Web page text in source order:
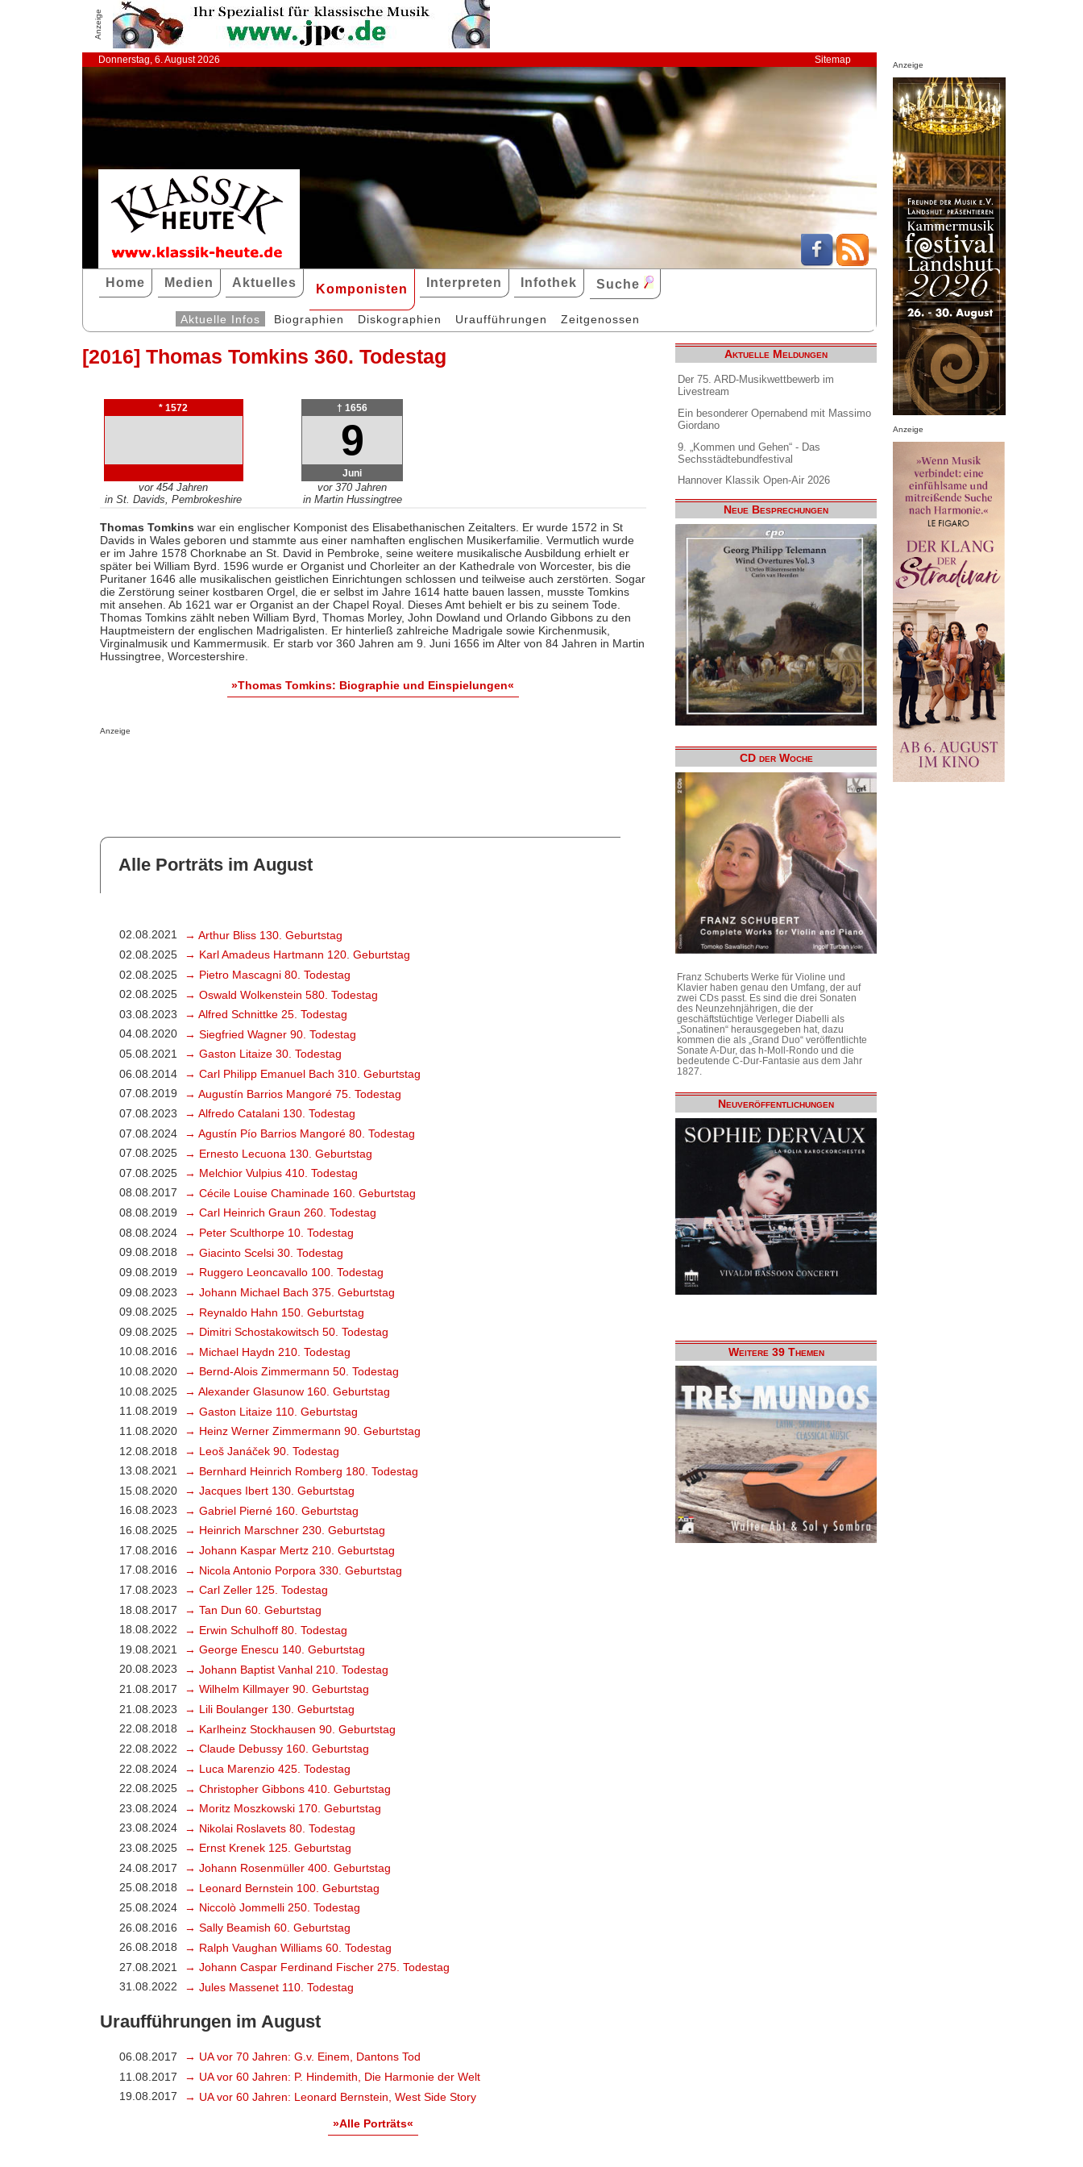
Anzeige
Donnerstag, 6. August 2026 Sitemap
Home Medien Aktuelles Komponisten Interpreten Infothek Suche
Aktuelle Infos Biographien Diskographien Uraufführungen Zeitgenossen
[2016] Thomas Tomkins 360. Todestag
* 1572
vor 454 Jahren
in St. Davids, Pembrokeshire
† 1656
9
Juni
vor 370 Jahren
in Martin Hussingtree
Thomas Tomkins war ein englischer Komponist des Elisabethanischen Zeitalters. Er wurde 1572 in St
Davids in Wales geboren und stammte aus einer namhaften englischen Musikerfamilie. Vermutlich wurde
er im Jahre 1578 Chorknabe an St. David in Pembroke, seine weitere musikalische Ausbildung erhielt er
später bei William Byrd. 1596 wurde er Organist und Chorleiter an der Kathedrale von Worcester, bis die
Puritaner 1646 alle musikalischen geistlichen Einrichtungen schlossen und teilweise auch zerstörten. Sogar
die Zerstörung seiner kostbaren Orgel, die er selbst im Jahre 1614 hatte bauen lassen, musste Tomkins
mit ansehen. Ab 1621 war er Organist an der Chapel Royal. Dieses Amt behielt er bis zu seinem Tode.
Thomas Tomkins zählt neben William Byrd, Thomas Morley, John Dowland und Orlando Gibbons zu den
Hauptmeistern der englischen Madrigalisten. Er hinterließ zahlreiche Madrigale sowie Kirchenmusik,
Virginalmusik und Kammermusik. Er starb vor 360 Jahren am 9. Juni 1656 im Alter von 84 Jahren in Martin
Hussingtree, Worcestershire.
»Thomas Tomkins: Biographie und Einspielungen«
Anzeige
Alle Porträts im August
02.08.2021
→ Arthur Bliss 130. Geburtstag
02.08.2025
→ Karl Amadeus Hartmann 120. Geburtstag
02.08.2025
→ Pietro Mascagni 80. Todestag
02.08.2025
→ Oswald Wolkenstein 580. Todestag
03.08.2023
→ Alfred Schnittke 25. Todestag
04.08.2020
→ Siegfried Wagner 90. Todestag
05.08.2021
→ Gaston Litaize 30. Todestag
06.08.2014
→ Carl Philipp Emanuel Bach 310. Geburtstag
07.08.2019
→ Augustín Barrios Mangoré 75. Todestag
07.08.2023
→ Alfredo Catalani 130. Todestag
07.08.2024
→ Agustín Pío Barrios Mangoré 80. Todestag
07.08.2025
→ Ernesto Lecuona 130. Geburtstag
07.08.2025
→ Melchior Vulpius 410. Todestag
08.08.2017
→ Cécile Louise Chaminade 160. Geburtstag
08.08.2019
→ Carl Heinrich Graun 260. Todestag
08.08.2024
→ Peter Sculthorpe 10. Todestag
09.08.2018
→ Giacinto Scelsi 30. Todestag
09.08.2019
→ Ruggero Leoncavallo 100. Todestag
09.08.2023
→ Johann Michael Bach 375. Geburtstag
09.08.2025
→ Reynaldo Hahn 150. Geburtstag
09.08.2025
→ Dimitri Schostakowitsch 50. Todestag
10.08.2016
→ Michael Haydn 210. Todestag
10.08.2020
→ Bernd-Alois Zimmermann 50. Todestag
10.08.2025
→ Alexander Glasunow 160. Geburtstag
11.08.2019
→ Gaston Litaize 110. Geburtstag
11.08.2020
→ Heinz Werner Zimmermann 90. Geburtstag
12.08.2018
→ Leoš Janáček 90. Todestag
13.08.2021
→ Bernhard Heinrich Romberg 180. Todestag
15.08.2020
→ Jacques Ibert 130. Geburtstag
16.08.2023
→ Gabriel Pierné 160. Geburtstag
16.08.2025
→ Heinrich Marschner 230. Geburtstag
17.08.2016
→ Johann Kaspar Mertz 210. Geburtstag
17.08.2016
→ Nicola Antonio Porpora 330. Geburtstag
17.08.2023
→ Carl Zeller 125. Todestag
18.08.2017
→ Tan Dun 60. Geburtstag
18.08.2022
→ Erwin Schulhoff 80. Todestag
19.08.2021
→ George Enescu 140. Geburtstag
20.08.2023
→ Johann Baptist Vanhal 210. Todestag
21.08.2017
→ Wilhelm Killmayer 90. Geburtstag
21.08.2023
→ Lili Boulanger 130. Geburtstag
22.08.2018
→ Karlheinz Stockhausen 90. Geburtstag
22.08.2022
→ Claude Debussy 160. Geburtstag
22.08.2024
→ Luca Marenzio 425. Todestag
22.08.2025
→ Christopher Gibbons 410. Geburtstag
23.08.2024
→ Moritz Moszkowski 170. Geburtstag
23.08.2024
→ Nikolai Roslavets 80. Todestag
23.08.2025
→ Ernst Krenek 125. Geburtstag
24.08.2017
→ Johann Rosenmüller 400. Geburtstag
25.08.2018
→ Leonard Bernstein 100. Geburtstag
25.08.2024
→ Niccolò Jommelli 250. Todestag
26.08.2016
→ Sally Beamish 60. Geburtstag
26.08.2018
→ Ralph Vaughan Williams 60. Todestag
27.08.2021
→ Johann Caspar Ferdinand Fischer 275. Todestag
31.08.2022
→ Jules Massenet 110. Todestag
Uraufführungen im August
06.08.2017
→ UA vor 70 Jahren: G.v. Einem, Dantons Tod
11.08.2017
→ UA vor 60 Jahren: P. Hindemith, Die Harmonie der Welt
19.08.2017
→ UA vor 60 Jahren: Leonard Bernstein, West Side Story
»Alle Porträts«
Aktuelle Meldungen
Der 75. ARD-Musikwettbewerb im
Livestream
Ein besonderer Opernabend mit Massimo
Giordano
9. „Kommen und Gehen“ - Das
Sechsstädtebundfestival
Hannover Klassik Open-Air 2026
Neue Besprechungen
CD der Woche
Franz Schuberts Werke für Violine und
Klavier haben genau den Umfang, der auf
zwei CDs passt. Es sind die drei Sonaten
des Neunzehnjährigen, die der
geschäftstüchtige Verleger Diabelli als
„Sonatinen“ herausgegeben hat, dazu
kommen die als „Grand Duo“ veröffentlichte
Sonate A-Dur, das h-Moll-Rondo und die
bedeutende C-Dur-Fantasie aus dem Jahr
1827.
Neuveröffentlichungen
Weitere 39 Themen
Anzeige
Anzeige